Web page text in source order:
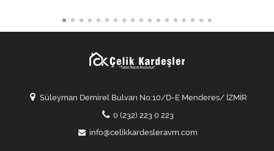
Süleyman Demirel Bulvarı No:10/D-E Menderes/ İZMİR
0 (232) 223 0 223
info@celikkardesleravm.com